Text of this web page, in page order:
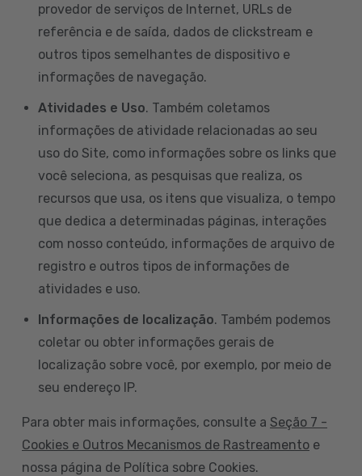
provedor de serviços de Internet, URLs de
referência e de saída, dados de clickstream e
outros tipos semelhantes de dispositivo e
informações de navegação.
Atividades e Uso. Também coletamos
informações de atividade relacionadas ao seu
uso do Site, como informações sobre os links que
você seleciona, as pesquisas que realiza, os
recursos que usa, os itens que visualiza, o tempo
que dedica a determinadas páginas, interações
com nosso conteúdo, informações de arquivo de
registro e outros tipos de informações de
atividades e uso.
Informações de localização. Também podemos
coletar ou obter informações gerais de
localização sobre você, por exemplo, por meio de
seu endereço IP.
Para obter mais informações, consulte a Seção 7 -
Cookies e Outros Mecanismos de Rastreamento e
nossa página de Política sobre Cookies.